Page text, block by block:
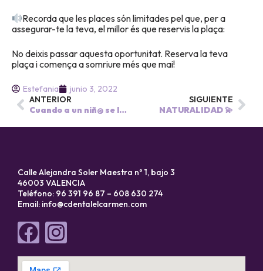
Recorda que les places són limitades pel que, per a
assegurar-te la teva, el millor és que reservis la plaça:
No deixis passar aquesta oportunitat. Reserva la teva
plaça i comença a somriure més que mai!
Estefania
junio 3, 2022
ANTERIOR
Cuando a un niñ@ se le cae el primer diente, comienza la aventura del » Ratoncito Pérez » 👧🏼🧒🏽
SIGUIENTE
NATURALIDAD 💫
Calle Alejandra Soler Maestra nº 1, bajo 3
46003 VALENCIA
Teléfono: 96 391 96 87 – 608 630 274
Email: info@cdentalelcarmen.com